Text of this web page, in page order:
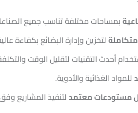
بمساحات مختلفة تناسب جميع
لتخزين وإدارة البضائع بكفاءة
أحدث التقنيات لتقليل الوقت
للمواد الغذائية والأدوية.
مستودعات معتمدلتنفيذ المشاريع